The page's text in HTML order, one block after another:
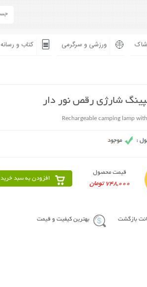
ورزشی و سرگرمی کتاب و رسانه
شارژی رقص نور دار
Rechargeable camping lamp
قیمت محصول
748,000 تومان
افزودن به سبد خرید
بازگشت بهترین کیفیت و قیمت